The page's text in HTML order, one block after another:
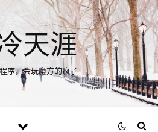
天涯
序，会玩魔方的疯子